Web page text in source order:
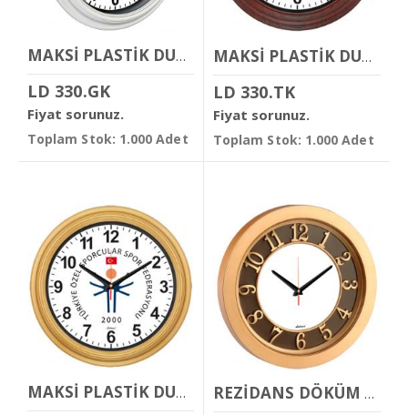
MAKSİ PLASTİK DUVAR SAATİ
LD 330.GK
Fiyat sorunuz.
Toplam Stok: 1.000 Adet
MAKSİ PLASTİK DUVAR SAATİ
LD 330.TK
Fiyat sorunuz.
Toplam Stok: 1.000 Adet
MAKSİ PLASTİK DUVAR SAATİ REZİDANS DÖKÜM KADRANLI DUVAR SAATİ